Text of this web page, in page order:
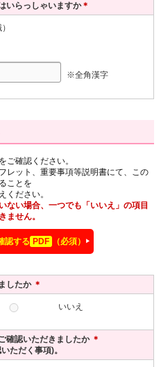
いらっしゃいますか＊
※全角漢字
ご確認ください。
レット、重要事項等説明書にて、この
ことを
ください。
ない場合、一つでも「いいえ」の項目
ません。
認する PDF （必須） ▶
したか ＊
いいえ
確認いただきましたか ＊
ただく事項)。